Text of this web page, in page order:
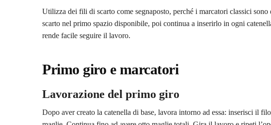
Utilizza dei fili di scarto come segnaposto, perché i marcatori classici
scarto nel primo spazio disponibile, poi continua a inserirlo in ogni
rende facile seguire il lavoro.
Primo giro e marcatori
Lavorazione del primo giro
Dopo aver creato la catenella di base, lavora intorno ad essa: inserisci il